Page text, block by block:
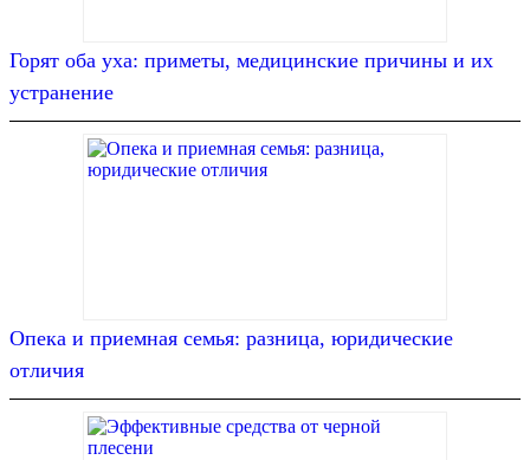
Горят оба уха: приметы, медицинские причины и их
устранение
Опека и приемная семья: разница, юридические
отличия